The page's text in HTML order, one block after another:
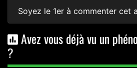
Soyez le 1er à commenter cet
Avez vous déjà vu un
?